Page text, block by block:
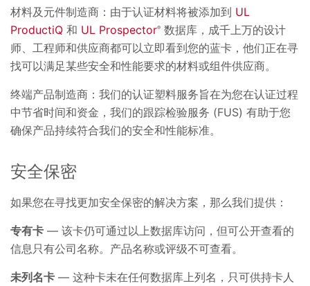
材料及元件制造商：由于认证材料将被添加到 UL
ProductiQ 和 UL Prospector® 数据库，成千上万的设计
师、工程师和供应商都可以立即看到您的蓝卡，他们正在寻
找可以满足某些安全和性能要求的材料或组件供应商。
终端产品制造商：我们的认证塑料服务旨在为您在认证过程
中节省时间和资金，我们的跟踪检验服务 (FUS) 有助于您
确保产品持续符合我们的安全和性能标准。
安全保密
如果您在寻找更加安全保密的解决方案，那么我们提供：
专有卡 — 该卡仍可通过以上数据库访问，但可公开查看的
信息只有公司名称。产品名称或评级不可查看。
未列名卡 — 这种卡未在任何数据库上列名，只可供持卡人